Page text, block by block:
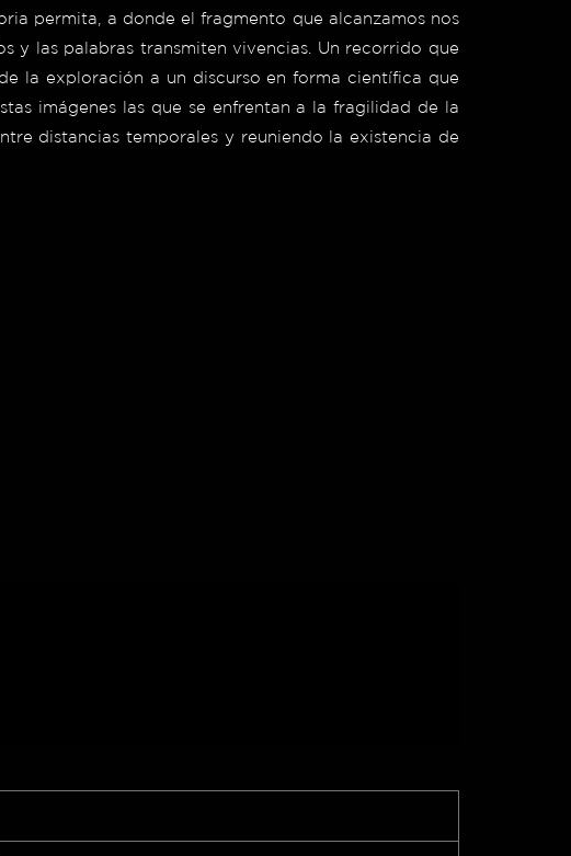
permita, a donde el fragmento que alcanzamos nos
y las palabras transmiten vivencias. Un recorrido que
la exploración a un discurso en forma científica que
imágenes las que se enfrentan a la fragilidad de la
distancias temporales y reuniendo la existencia de